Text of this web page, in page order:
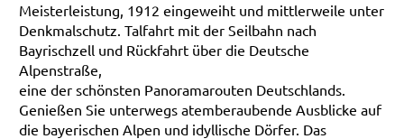
Meisterleistung, 1912 eingeweiht und mittlerweile unter
Denkmalschutz. Talfahrt mit der Seilbahn nach
Bayrischzell und Rückfahrt über die Deutsche
Alpenstraße,
eine der schönsten Panoramarouten Deutschlands.
Genießen Sie unterwegs atemberaubende Ausblicke auf
die bayerischen Alpen und idyllische Dörfer. Das